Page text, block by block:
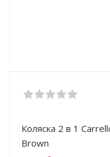
Коляска 2 в 1
Brown